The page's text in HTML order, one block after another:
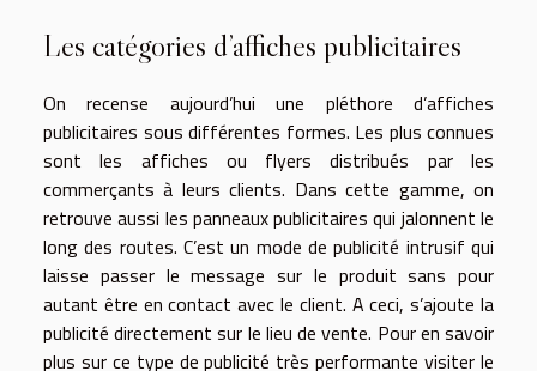
Les catégories d’affiches publicitaires
On recense aujourd’hui une pléthore d’affiches
publicitaires sous différentes formes. Les plus connues
sont les affiches ou flyers distribués par les
commerçants à leurs clients. Dans cette gamme, on
retrouve aussi les panneaux publicitaires qui jalonnent le
long des routes. C’est un mode de publicité intrusif qui
laisse passer le message sur le produit sans pour
autant être en contact avec le client. A ceci, s’ajoute la
publicité directement sur le lieu de vente. Pour en savoir
plus sur ce type de publicité très performante visiter le